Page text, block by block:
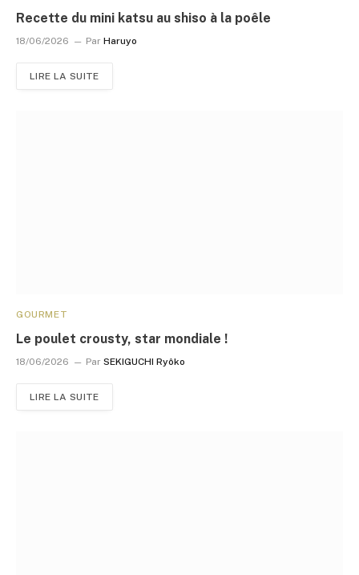
Recette du mini katsu au shiso à la poêle
18/06/2026 Par Haruyo
LIRE LA SUITE
GOURMET
Le poulet crousty, star mondiale !
18/06/2026 Par SEKIGUCHI Ryôko
LIRE LA SUITE